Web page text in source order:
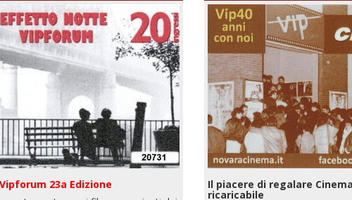
23a Edizione
Il piacere di regalare
ricaricabile